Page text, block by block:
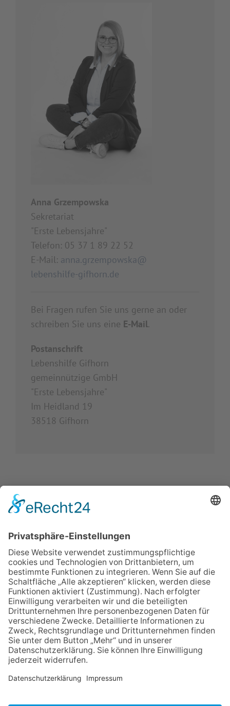
Anna Grzempowska
Sekretariat
"Erste Lebensjahre"
Telefon: 05 37 1 89 22 52
E-Mail: anna.grzempowska@
lebenshilfe-gifhorn.de
Bei Fragen rufen Sie uns gerne an oder
schreiben Sie uns eine E-Mail.
Postanschrift
Lebenshilfe Gifhorn
gemeinnützige GmbH
"Erste Lebensjahre"
Im Heidland 19
38518 Gifhorn
IMPRESSUM
VERBRAUCHERSTREITBEILEGUNGSGESETZ
HINWEISGEBERSCHUTZGESETZ LINKS/PARTNER
KONTAKT VORLESE-FUNKTION: READSPEAKER
GOOD NEWS | ELTERNBRIEFE
DATENSCHUTZ GGMBH DATENSCHUTZ E.V.
DATENVERARBEITUNG TAA | AFE